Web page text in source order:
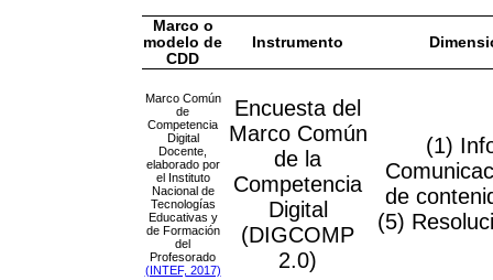
Marco o
modelo de
CDD
Instrumento
Marco Común
de
Competencia
Digital
Docente,
elaborado por
el Instituto
Nacional de
Tecnologías
Educativas y
de Formación
del
Profesorado
(INTEF, 2017)
Encuesta del
Marco Común
de la
Competencia
Digital
(DIGCOMP
2.0)
(1)
de
(5)